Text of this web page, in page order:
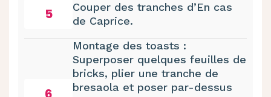
5
Couper des tranches d’En cas
de Caprice.
Montage des toasts :
Superposer quelques feuilles de
bricks, plier une tranche de
bresaola et poser par-dessus